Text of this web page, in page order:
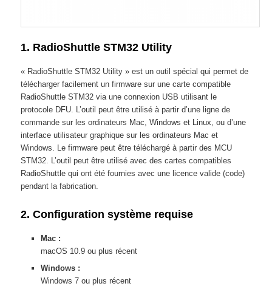
1. RadioShuttle STM32 Utility
« RadioShuttle STM32 Utility » est un outil spécial qui permet de
télécharger facilement un firmware sur une carte compatible
RadioShuttle STM32 via une connexion USB utilisant le
protocole DFU. L’outil peut être utilisé à partir d’une ligne de
commande sur les ordinateurs Mac, Windows et Linux, ou d’une
interface utilisateur graphique sur les ordinateurs Mac et
Windows. Le firmware peut être téléchargé à partir des MCU
STM32. L’outil peut être utilisé avec des cartes compatibles
RadioShuttle qui ont été fournies avec une licence valide (code)
pendant la fabrication.
2. Configuration système requise
Mac :
macOS 10.9 ou plus récent
Windows :
Windows 7 ou plus récent